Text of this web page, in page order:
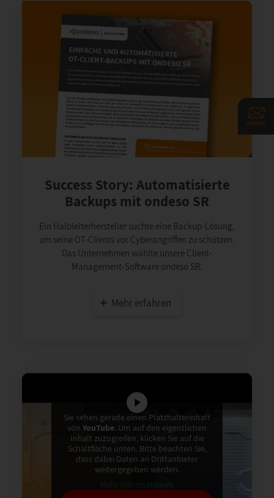
Success Story: Automatisierte
Backups mit ondeso SR
Ein Halbleiterhersteller suchte eine Backup-Lösung,
um seine OT-Clients vor Cyberangriffen zu schützen.
Das Unternehmen wählte unsere Client-
Management-Software ondeso SR.
Mehr erfahren
Sie sehen gerade einen Platzhalterinhalt
von YouTube. Um auf den eigentlichen
Inhalt zuzugreifen, klicken Sie auf die
Schaltfläche unten. Bitte beachten Sie,
dass dabei Daten an Drittanbieter
weitergegeben werden.
Mehr Informationen